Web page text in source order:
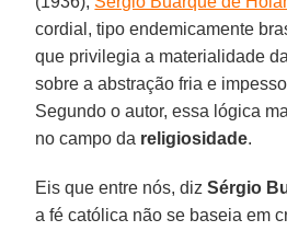
cordial, tipo endemicamente
que privilegia a materialidade
sobre a abstração fria e
Segundo o autor, essa lógica
no campo da religiosidade.
Eis que entre nós, dizSérgio
a fé católica não se baseia em